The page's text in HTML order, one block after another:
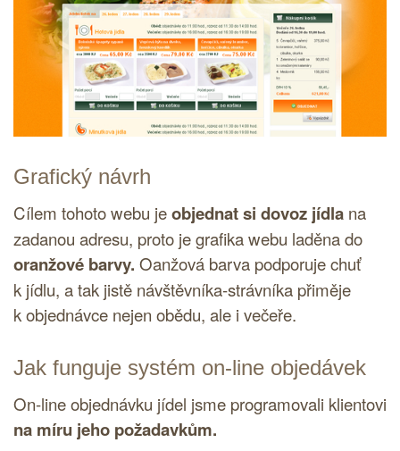
Grafický návrh
Cílem tohoto webu jeobjednat si dovoz jídla na
zadanou adresu, proto je grafika webu laděna do
oranžové barvy. Oanžová barva podporuje chuť
k jídlu, a tak jistě návštěvníka-strávníka přiměje
k objednávce nejen obědu, ale i večeře.
Jak funguje systém on-line objedávek
On-line objednávku jídel jsme programovali klientovi
na míru jeho požadavkům.